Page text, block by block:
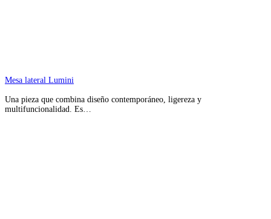
Mesa lateral Lumini
Una pieza que combina diseño contemporáneo, ligereza y
multifuncionalidad. Es…